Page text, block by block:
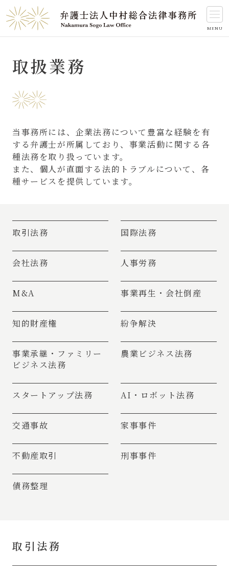
Skip
to
content
取扱業務
当事務所には、企業法務について豊富な経験を有
する弁護士が所属しており、事業活動に関する各
種法務を取り扱っています。
また、個人が直面する法的トラブルについて、各
種サービスを提供しています。
取引法務 国際法務
会社法務 人事労務
M&A 事業再生・会社倒産
知的財産権 紛争解決
事業承継・ ファミリー
ビジネス法務
農業ビジネス法務
スタートアップ法務 AI・ロボット法務
交通事故 家事事件
不動産取引 刑事事件
債務整理
取引法務